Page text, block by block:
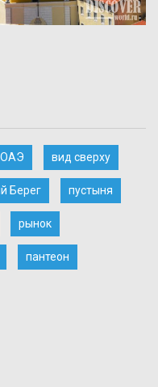
ОАЭ вид сверху
Берег пустыня
рынок
пантеон